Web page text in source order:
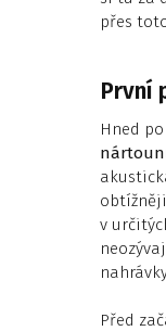
přes
První
Hned
v
Před